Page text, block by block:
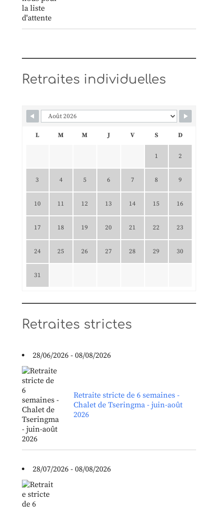
Retraites individuelles
L M M J V S D
1 2
3 4 5 6 7 8 9
10 11 12 13 14 15 16
17 18 19 20 21 22 23
24 25 26 27 28 29 30
31
Retraites strictes
28/06/2026 - 08/08/2026
Retraite stricte de 6 semaines -
Chalet de Tseringma - juin-août
2026
28/07/2026 - 08/08/2026